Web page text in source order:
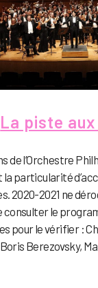
La piste
de l’Orchestre
la particularité
2020-2021 ne
consulter le
pour le vérifier :
Berezovsky,